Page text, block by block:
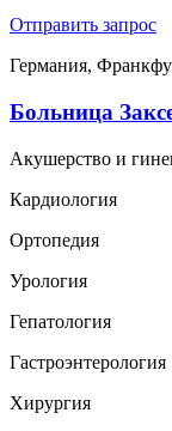
Отправить запрос
Германия,
Больница
Акушерство и
Кардиология
Ортопедия
Урология
Гепатология
Гастроэнтерология
Хирургия